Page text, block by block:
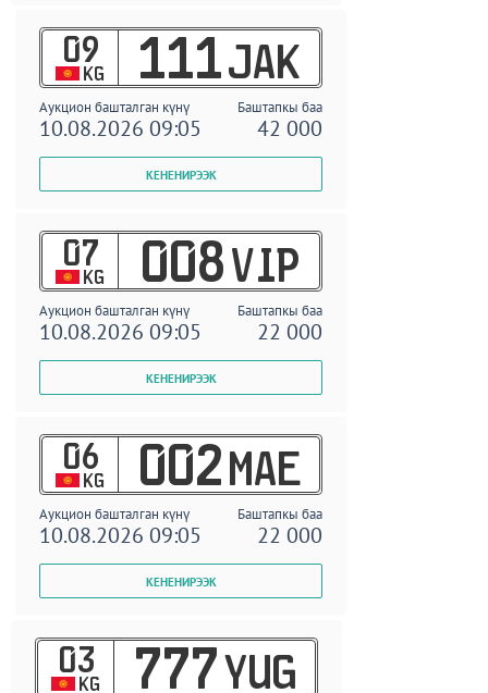
09
KG 111 JAK
Аукцион башталган күнү Баштапкы баа
10.08.2026 09:05 42 000
07
KG 008 VIP
Аукцион башталган күнү Баштапкы баа
10.08.2026 09:05 22 000
06
KG 002 MAE
Аукцион башталган күнү Баштапкы баа
10.08.2026 09:05 22 000
03
KG 777 YUG